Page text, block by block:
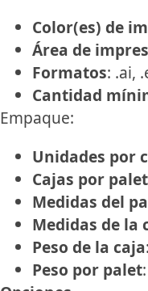
Color(es) de
Área de
Formatos: .ai,
Cantidad
Empaque:
Unidades por
Cajas por palet
Medidas del
Medidas de la
Peso de la caja
Peso por palet